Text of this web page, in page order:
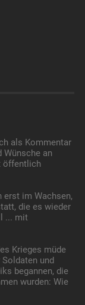
als Kommentar
Wünsche an
öffentlich
im Wachsen,
die es wieder
... mit
Krieges müde
und
begannen, die
wurden: Wie